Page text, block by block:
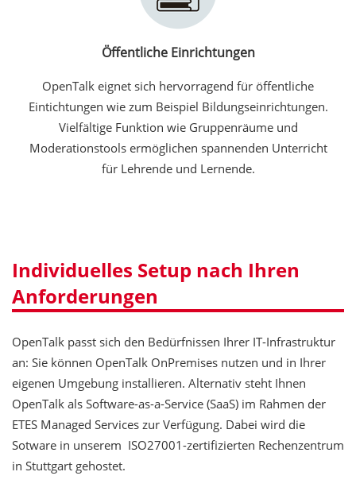
Öffentliche Einrichtungen
OpenTalk eignet sich hervorragend für öffentliche
Eintichtungen wie zum Beispiel Bildungseinrichtungen.
Vielfältige Funktion wie Gruppenräume und
Moderationstools ermöglichen spannenden Unterricht
für Lehrende und Lernende.
Individuelles Setup nach Ihren
Anforderungen
OpenTalk passt sich den Bedürfnissen Ihrer IT-Infrastruktur
an: Sie können OpenTalk OnPremises nutzen und in Ihrer
eigenen Umgebung installieren. Alternativ steht Ihnen
OpenTalk als Software-as-a-Service (SaaS) im Rahmen der
ETES Managed Services zur Verfügung. Dabei wird die
Sotware in unserem ISO27001-zertifizierten Rechenzentrum
in Stuttgart gehostet.